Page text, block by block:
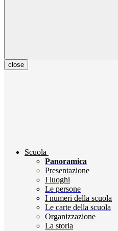
close
Scuola
Panoramica
Presentazione
I luoghi
Le persone
I numeri della scuola
Le carte della scuola
Organizzazione
La storia